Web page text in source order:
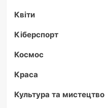
Квіти
Кіберспорт
Космос
Краса
Культура та мистецтво